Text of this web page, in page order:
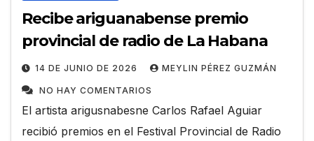
Recibe ariguanabense premio
provincial de radio de La Habana
14 DE JUNIO DE 2026 MEYLIN PÉREZ GUZMÁN
NO HAY COMENTARIOS
El artista arigusnabesne Carlos Rafael Aguiar
recibió premios en el Festival Provincial de Radio